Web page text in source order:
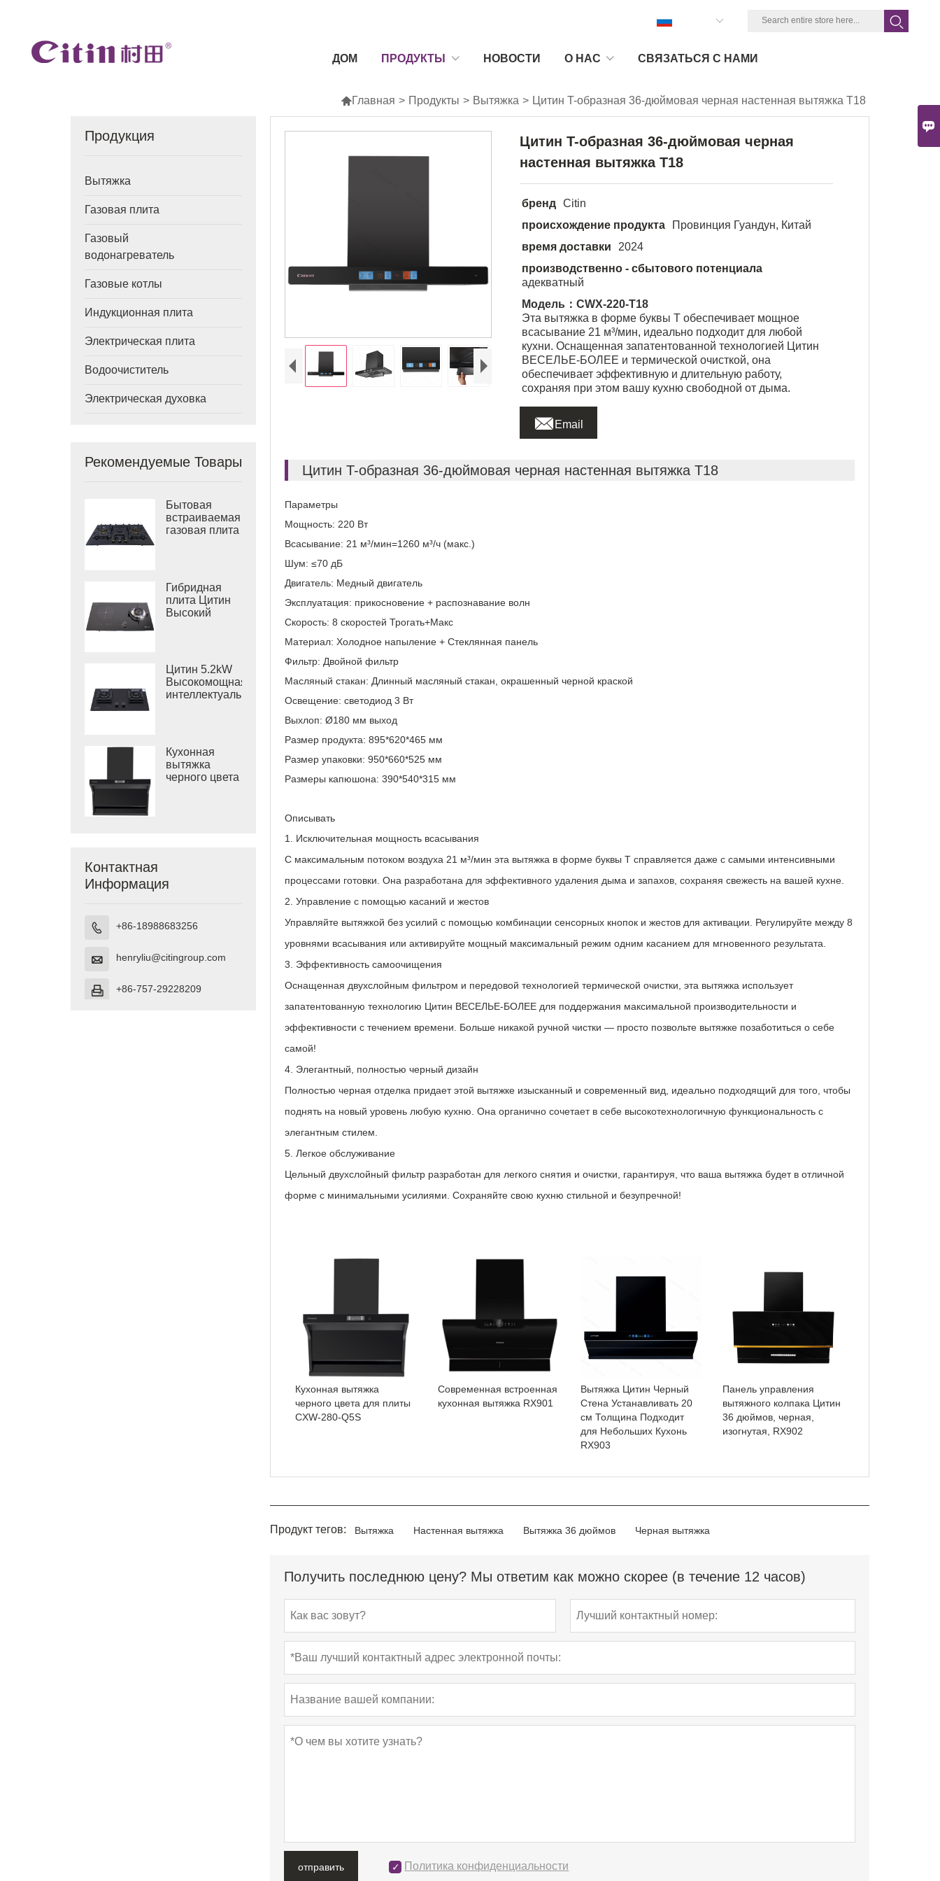
ДОМ ПРОДУКТЫ НОВОСТИ О НАС СВЯЗАТЬСЯ С НАМИ
Главная > Продукты > Вытяжка > Цитин T-образная 36-дюймовая черная настенная вытяжка T18
Продукция
Вытяжка
Газовая плита
Газовый
водонагреватель
Газовые котлы
Индукционная плита
Электрическая плита
Водоочиститель
Электрическая духовка
Рекомендуемые Товары
Бытовая
встраиваемая
газовая плита
газовая плита
из
закаленного
стекла
Гибридная
плита Цитин
Высокий
плита и 4,5
кВт газовая
плита
Цитин 5.2kW
Высокомощная
интеллектуальная
Кухонная
вытяжка
черного цвета
Контактная
Информация
 +86-18988683256
 henryliu@citingroup.com
 +86-757-29228209
Цитин T-образная 36-дюймовая черная
настенная вытяжка T18
бренд
Citin
происхождение продукта
Провинция Гуандун, Китай
время доставки
2024
производственно - сбытового потенциала
адекватный
Модель：CWX-220-T18
Эта вытяжка в форме буквы Т обеспечивает мощное
всасывание 21 м³/мин, идеально подходит для любой
кухни. Оснащенная запатентованной технологией Цитин
ВЕСЕЛЬЕ-БОЛЕЕ и термической очисткой, она
обеспечивает эффективную и длительную работу,
сохраняя при этом вашу кухню свободной от дыма.
 Email
Цитин T-образная 36-дюймовая черная настенная вытяжка T18
Параметры
Мощность: 220 Вт
Всасывание: 21 м³/мин=1260 м³/ч (макс.)
Шум: ≤70 дБ
Двигатель: Медный двигатель
Эксплуатация: прикосновение + распознавание волн
Скорость: 8 скоростей Трогать+Макс
Материал: Холодное напыление + Стеклянная панель
Фильтр: Двойной фильтр
Масляный стакан: Длинный масляный стакан, окрашенный черной краской
Освещение: светодиод 3 Вт
Выхлоп: Ø180 мм выход
Размер продукта: 895*620*465 мм
Размер упаковки: 950*660*525 мм
Размеры капюшона: 390*540*315 мм
Описывать
1. Исключительная мощность всасывания
С максимальным потоком воздуха 21 м³/мин эта вытяжка в форме буквы T справляется даже с самыми интенсивными
процессами готовки. Она разработана для эффективного удаления дыма и запахов, сохраняя свежесть на вашей кухне.
2. Управление с помощью касаний и жестов
Управляйте вытяжкой без усилий с помощью комбинации сенсорных кнопок и жестов для активации. Регулируйте между 8
уровнями всасывания или активируйте мощный максимальный режим одним касанием для мгновенного результата.
3. Эффективность самоочищения
Оснащенная двухслойным фильтром и передовой технологией термической очистки, эта вытяжка использует
запатентованную технологию Цитин ВЕСЕЛЬЕ-БОЛЕЕ для поддержания максимальной производительности и
эффективности с течением времени. Больше никакой ручной чистки — просто позвольте вытяжке позаботиться о себе
самой!
4. Элегантный, полностью черный дизайн
Полностью черная отделка придает этой вытяжке изысканный и современный вид, идеально подходящий для того, чтобы
поднять на новый уровень любую кухню. Она органично сочетает в себе высокотехнологичную функциональность с
элегантным стилем.
5. Легкое обслуживание
Цельный двухслойный фильтр разработан для легкого снятия и очистки, гарантируя, что ваша вытяжка будет в отличной
форме с минимальными усилиями. Сохраняйте свою кухню стильной и безупречной!
Кухонная вытяжка
черного цвета для плиты
CXW-280-Q5S
Современная встроенная
кухонная вытяжка RX901
Вытяжка Цитин Черный
Стена Устанавливать 20
см Толщина Подходит
для Небольших Кухонь
RX903
Панель управления
вытяжного колпака Цитин
36 дюймов, черная,
изогнутая, RX902
Продукт тегов: Вытяжка Настенная вытяжка Вытяжка 36 дюймов Черная вытяжка
Получить последнюю цену? Мы ответим как можно скорее (в течение 12 часов)
отправить Политика конфиденциальности
